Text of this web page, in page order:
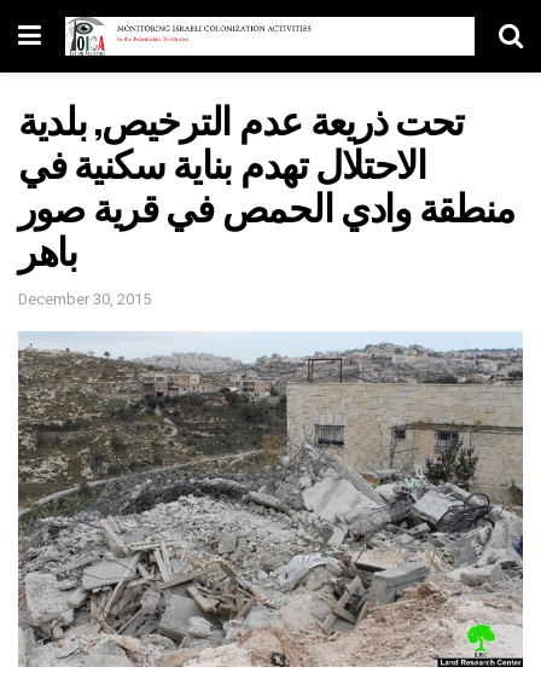
تحت ذريعة عدم الترخيص, بلدية
الاحتلال تهدم بناية سكنية في
منطقة وادي الحمص في قرية صور
باهر
December 30, 2015